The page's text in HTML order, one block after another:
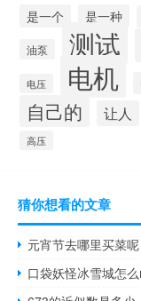
是一个 是一种
油泵 测试
电压 电机
自己的 让人
高压
猜你想看的文章
元宵节去哪里买菜呢
口袋妖怪冰雪城怎